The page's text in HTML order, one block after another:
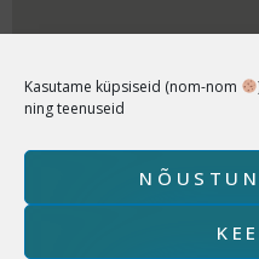
Kasutame küpsiseid (nom-nom
ning teenuseid
Copyright © 2026
Füsioterapeut Sandra
tehtud Sandra Joa või